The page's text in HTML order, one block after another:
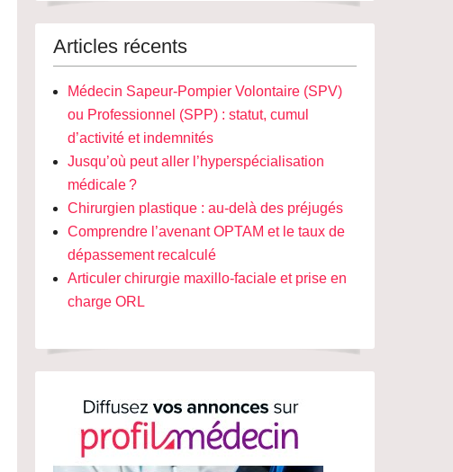
Articles récents
Médecin Sapeur-Pompier Volontaire (SPV)
ou Professionnel (SPP) : statut, cumul
d’activité et indemnités
Jusqu’où peut aller l’hyperspécialisation
médicale ?
Chirurgien plastique : au-delà des préjugés
Comprendre l’avenant OPTAM et le taux de
dépassement recalculé
Articuler chirurgie maxillo-faciale et prise en
charge ORL